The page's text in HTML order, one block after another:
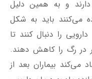
4_ استنت‌های تماما فلزی (Bare Metal